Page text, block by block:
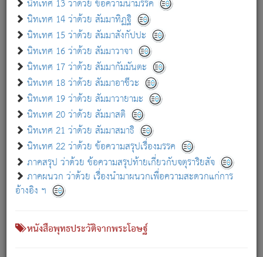
นิทเทศ 13 ว่าด้วย ข้อความนำมรรค
นิทเทศ 14 ว่าด้วย สัมมาทิฏฐิ
นิทเทศ 15 ว่าด้วย สัมมาสังกัปปะ
นิทเทศ 16 ว่าด้วย สัมมาวาจา
นิทเทศ 17 ว่าด้วย สัมมากัมมันตะ
นิทเทศ 18 ว่าด้วย สัมมาอาชีวะ
นิทเทศ 19 ว่าด้วย สัมมาวายามะ
นิทเทศ 20 ว่าด้วย สัมมาสติ
นิทเทศ 21 ว่าด้วย สัมมาสมาธิ
นิทเทศ 22 ว่าด้วย ข้อความสรุปเรื่องมรรค
ภาคสรุป ว่าด้วย ข้อความสรุปท้ายเกี่ยวกับจตุราริยสัจ
ภาคผนวก ว่าด้วย เรื่องนำมาผนวกเพื่อความสะดวกแก่การ
อ้างอิง ฯ
หนังสือพุทธประวัติจากพระโอษฐ์
แม้ระบบ "ธรรมโฆษณ์ออนไลน์" พยายามปรับปรุงข้อมูลให้ถูกต้องมากที่สุด
ผู้ศึกษาก็พึงตรวจสอบกับตัวเล่มหนังสือต้นฉบับ ที่มีการพิมพ์ครั้งล่าสุด
ก่อนนำข้อมูลไปใช้ในการอ้างอิง"
เกี่ยวกับอัตถจารี|เกี่ยวกับการพัฒนา|แจ้งข้อผิดพลาด / แนะนำ
หนังสือที่เกี่ยวข้อง